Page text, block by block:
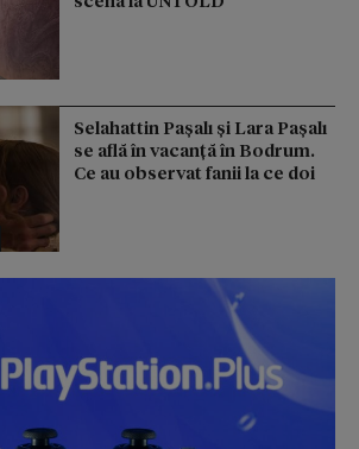
Selahattin Paşalı și Lara Paşalı
se află în vacanță în Bodrum.
Ce au observat fanii la ce doi